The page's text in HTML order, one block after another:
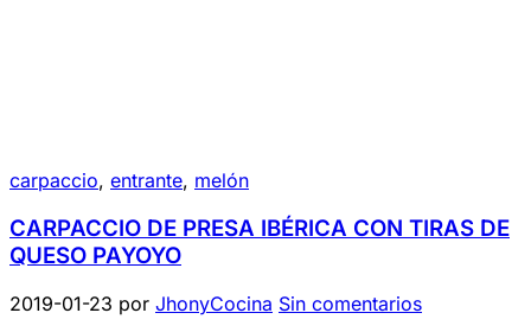
carpaccio, entrante, melón
CARPACCIO DE PRESA IBÉRICA CON TIRAS DE
QUESO PAYOYO
2019-01-23 por JhonyCocina Sin comentarios